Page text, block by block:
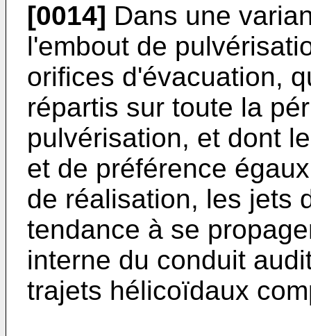
[0014] Dans une
l'embout de
orifices d'évacuation,
répartis sur toute la
pulvérisation, et dont
et de préférence
de réalisation, les jets
tendance à se
interne du conduit
trajets hélicoïdaux